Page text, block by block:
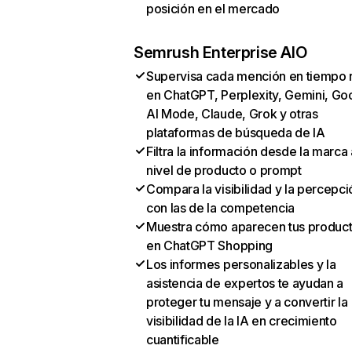
posición en el mercado
Semrush Enterprise AIO
Supervisa cada mención en tiempo
en ChatGPT, Perplexity, Gemini,
AI Mode, Claude, Grok y otras
plataformas de búsqueda de IA
Filtra la información desde la marca
nivel de producto o prompt
Compara la visibilidad y la
con las de la competencia
Muestra cómo aparecen tus
en ChatGPT Shopping
Los informes personalizables y la
asistencia de expertos te ayudan a
proteger tu mensaje y a convertir la
visibilidad de la IA en crecimiento
cuantificable